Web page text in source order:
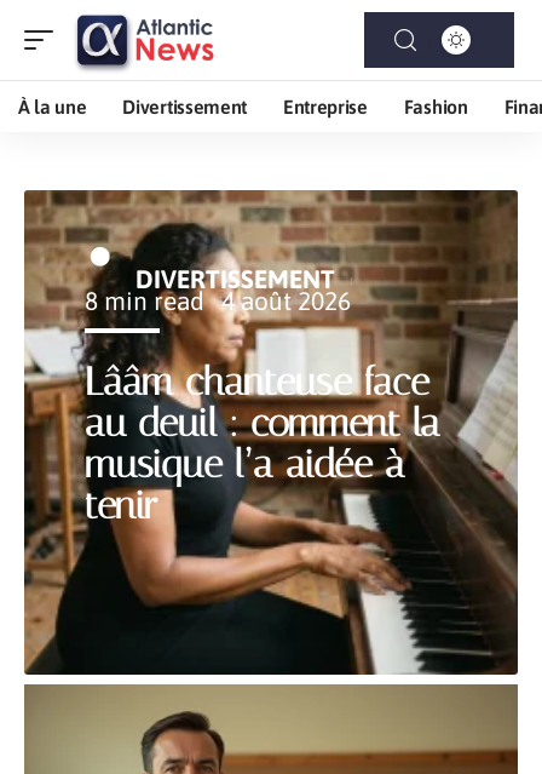
À la une Divertissement Entreprise Fashion
Lââm chanteuse face
au deuil : comment la
musique l’a aidée à
tenir
DIVERTISSEMENT
8 min read 4 août 2026